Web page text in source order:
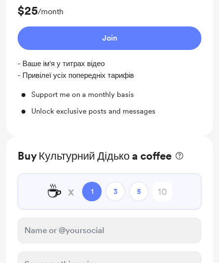
$25/month
Join
- Ваше ім'я у титрах відео
- Привілеї усіх попередніх тарифів
Support me on a monthly basis
Unlock exclusive posts and messages
Buy Культурний Дідько a coffee
☕ x 1 3 5